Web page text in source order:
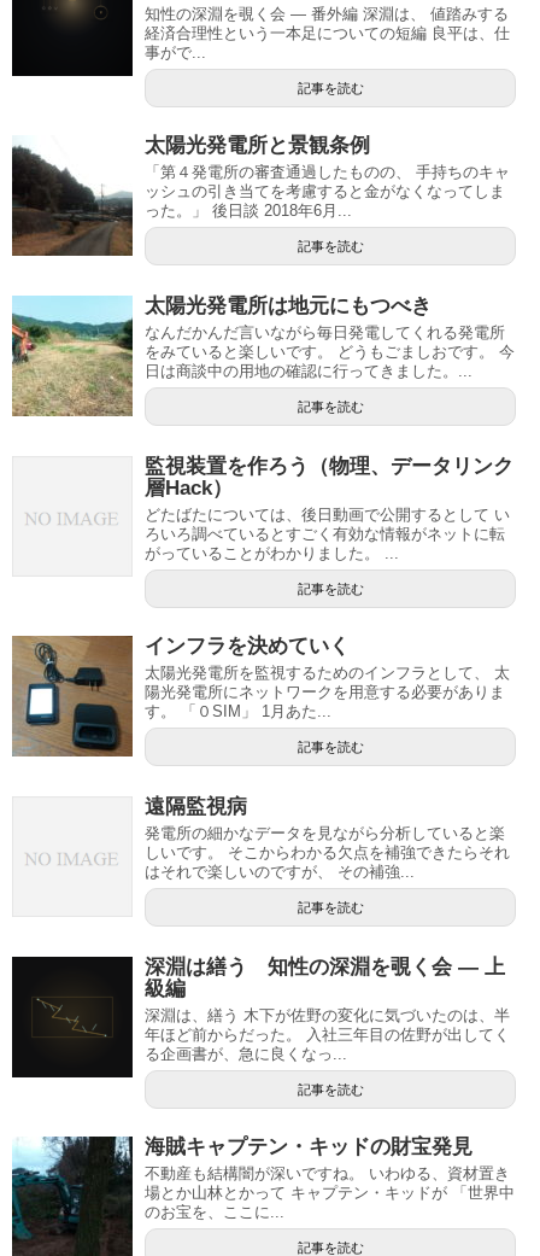
知性の深淵を覗く会 — 番外編 深淵は、 値踏みする
経済合理性という一本足についての短編 良平は、仕
事がで...
記事を読む
太陽光発電所と景観条例
「第４発電所の審査通過したものの、 手持ちのキャ
ッシュの引き当てを考慮すると金がなくなってしま
った。」 後日談 2018年6月...
記事を読む
太陽光発電所は地元にもつべき
なんだかんだ言いながら毎日発電してくれる発電所
をみていると楽しいです。 どうもごましおです。 今
日は商談中の用地の確認に行ってきました。...
記事を読む
監視装置を作ろう（物理、データリンク
層Hack）
どたばたについては、後日動画で公開するとして い
ろいろ調べているとすごく有効な情報がネットに転
がっていることがわかりました。 ...
記事を読む
インフラを決めていく
太陽光発電所を監視するためのインフラとして、 太
陽光発電所にネットワークを用意する必要がありま
す。 「０SIM」 1月あた...
記事を読む
遠隔監視病
発電所の細かなデータを見ながら分析していると楽
しいです。 そこからわかる欠点を補強できたらそれ
はそれで楽しいのですが、 その補強...
記事を読む
深淵は繕う 知性の深淵を覗く会 — 上
級編
深淵は、繕う 木下が佐野の変化に気づいたのは、半
年ほど前からだった。 入社三年目の佐野が出してく
る企画書が、急に良くなっ...
記事を読む
海賊キャプテン・キッドの財宝発見
不動産も結構闇が深いですね。 いわゆる、資材置き
場とか山林とかって キャプテン・キッドが 「世界中
のお宝を、ここに...
記事を読む